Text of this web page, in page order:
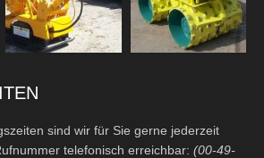
sind wir für Sie gerne jederzeit
telefonisch erreichbar: (00-49-